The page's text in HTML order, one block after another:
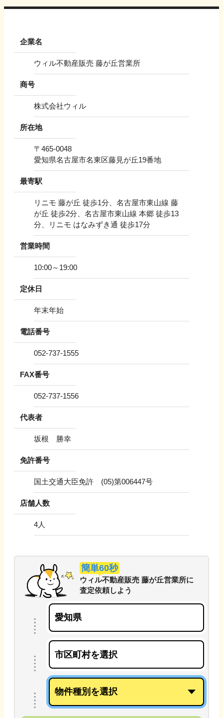
企業名
ウィル不動産販売 藤が丘営業所
商号
株式会社ウィル
所在地
〒 465-0048
愛知県名古屋市名東区藤見が丘19番地
最寄駅
リニモ 藤が丘 徒歩1分、名古屋市東山線 藤
が丘 徒歩2分、名古屋市東山線 本郷 徒歩13
分、リニモ はなみずき通 徒歩17分
営業時間
10:00～19:00
定休日
年末年始
電話番号
052-737-1555
FAX番号
052-737-1556
代表者
坂根 勝幸
免許番号
国土交通大臣免許 (05)第006447号
店舗人数
4人
簡単60秒
ウィル不動産販売 藤が丘営業所に
査定依頼しよう